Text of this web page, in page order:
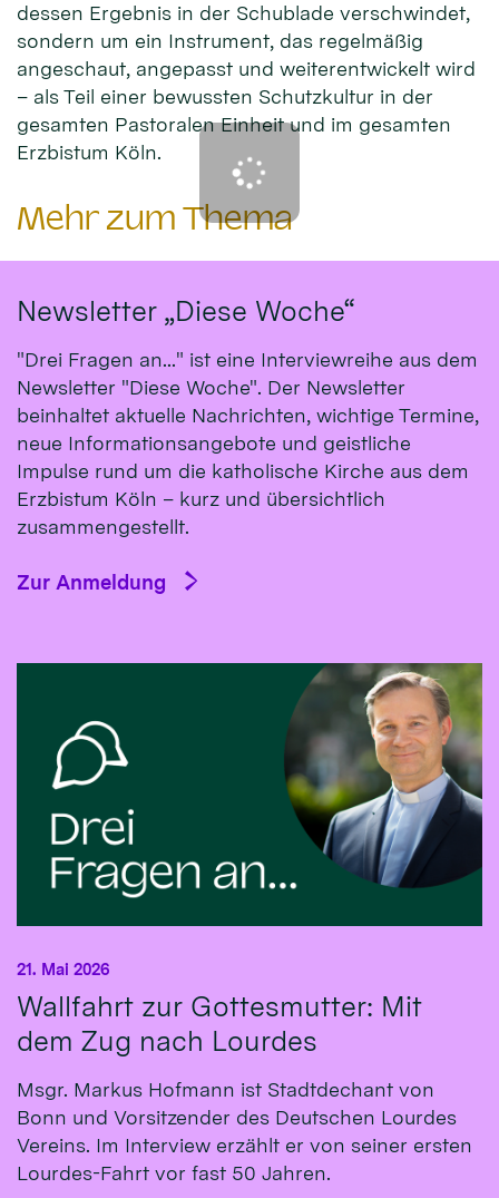
dessen Ergebnis in der Schublade verschwindet,
sondern um ein Instrument, das regelmäßig
angeschaut, angepasst und weiterentwickelt wird
– als Teil einer bewussten Schutzkultur in der
gesamten Pastoralen Einheit und im gesamten
Erzbistum Köln.
Mehr zum Thema
Newsletter „Diese Woche“
"Drei Fragen an..." ist eine Interviewreihe aus dem
Newsletter "Diese Woche". Der Newsletter
beinhaltet aktuelle Nachrichten, wichtige Termine,
neue Informationsangebote und geistliche
Impulse rund um die katholische Kirche aus dem
Erzbistum Köln – kurz und übersichtlich
zusammengestellt.
Zur Anmeldung
Wallfahrt zur Gottesmutter: Mit
dem Zug nach Lourdes
21. Mai 2026
Msgr. Markus Hofmann ist Stadtdechant von
Bonn und Vorsitzender des Deutschen Lourdes
Vereins. Im Interview erzählt er von seiner ersten
Lourdes-Fahrt vor fast 50 Jahren.